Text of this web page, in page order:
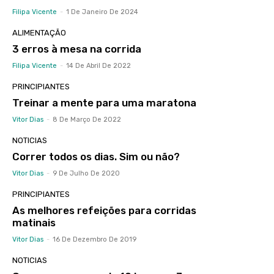
Filipa Vicente - 1 De Janeiro De 2024
ALIMENTAÇÃO
3 erros à mesa na corrida
Filipa Vicente - 14 De Abril De 2022
PRINCIPIANTES
Treinar a mente para uma maratona
Vitor Dias - 8 De Março De 2022
NOTICIAS
Correr todos os dias. Sim ou não?
Vitor Dias - 9 De Julho De 2020
PRINCIPIANTES
As melhores refeições para corridas
matinais
Vitor Dias - 16 De Dezembro De 2019
NOTICIAS